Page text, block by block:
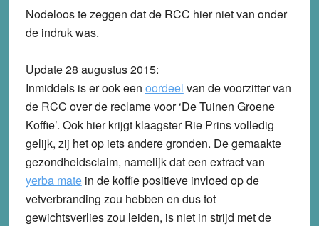
Nodeloos te zeggen dat de RCC hier niet van onder
de indruk was.
Update 28 augustus 2015:
Inmiddels is er ook een oordeel van de voorzitter van
de RCC over de reclame voor ‘De Tuinen Groene
Koffie’. Ook hier krijgt klaagster Rie Prins volledig
gelijk, zij het op iets andere gronden. De gemaakte
gezondheidsclaim, namelijk dat een extract van
yerba matein de koffie positieve invloed op de
vetverbranding zou hebben en dus tot
gewichtsverlies zou leiden, is niet in strijd met de